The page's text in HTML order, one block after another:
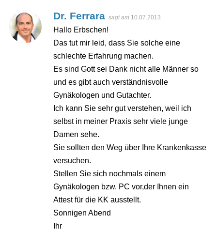
Dr. Ferrara sagt am 10.07.2013
Hallo Erbschen!
Das tut mir leid, dass Sie solche eine
schlechte Erfahrung machen.
Es sind Gott sei Dank nicht alle Männer so
und es gibt auch verständnisvolle
Gynäkologen und Gutachter.
Ich kann Sie sehr gut verstehen, weil ich
selbst in meiner Praxis sehr viele junge
Damen sehe.
Sie sollten den Weg über Ihre Krankenkasse
versuchen.
Stellen Sie sich nochmals einem
Gynäkologen bzw. PC vor,der Ihnen ein
Attest für die KK ausstellt.
Sonnigen Abend
Ihr